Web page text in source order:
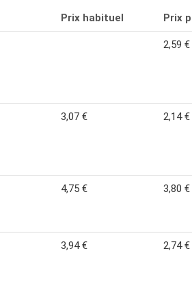
Prix habituel Prix
2,59 €
3,07 € 2,14 €
4,75 € 3,80 €
3,94 € 2,74 €